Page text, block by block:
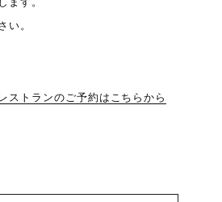
い。
ストランのご予約はこちらから